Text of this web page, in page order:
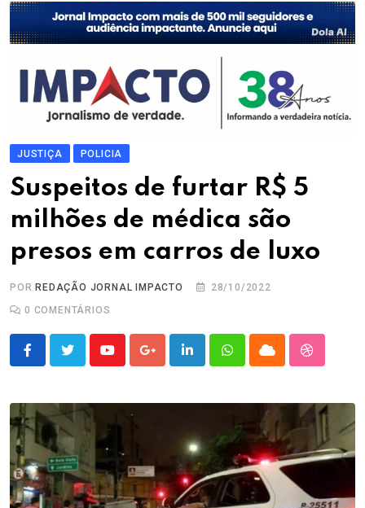
JUSTIÇA POLICIA
Suspeitos de furtar R$ 5
milhões de médica são
presos em carros de luxo
POR REDAÇÃO JORNAL IMPACTO
28/10/2022
0 COMENTÁRIOS
YoutubeGoogle+LinkedInWhatsappCloud